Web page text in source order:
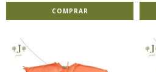
COMPRAR